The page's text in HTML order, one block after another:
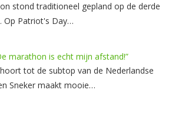
stond traditioneel gepland op de derde
Op Patriot's Day…
marathon is echt mijn afstand!”
tot de subtop van de Nederlandse
Sneker maakt mooie…